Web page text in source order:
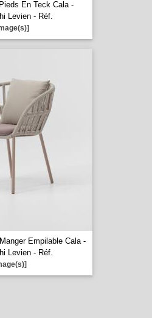
En Teck Cala -
Levien - Réf.
Empilable Cala -
Levien - Réf.